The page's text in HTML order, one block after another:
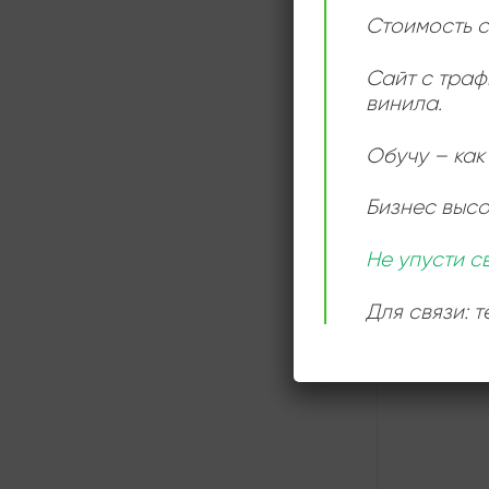
СЛУШАТЬ
Стоимость
Сайт с
винила.
Обучу – как
Бизнес
Не упусти
Для связи: